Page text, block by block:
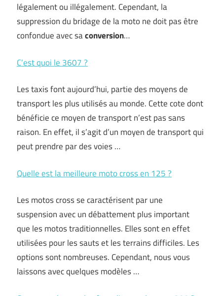
légalement ou illégalement. Cependant, la
suppression du bridage de la moto ne doit pas être
confondue avec saconversion…
C’est quoi le 3607 ?
Les taxis font aujourd’hui, partie des moyens de
transport les plus utilisés au monde. Cette cote dont
bénéficie ce moyen de transport n’est pas sans
raison. En effet, il s’agit d’un moyen de transport qui
peut prendre par des voies …
Quelle est la meilleure moto cross en 125 ?
Les motos cross se caractérisent par une
suspension avec un débattement plus important
que les motos traditionnelles. Elles sont en effet
utilisées pour les sauts et les terrains difficiles. Les
options sont nombreuses. Cependant, nous vous
laissons avec quelques modèles …